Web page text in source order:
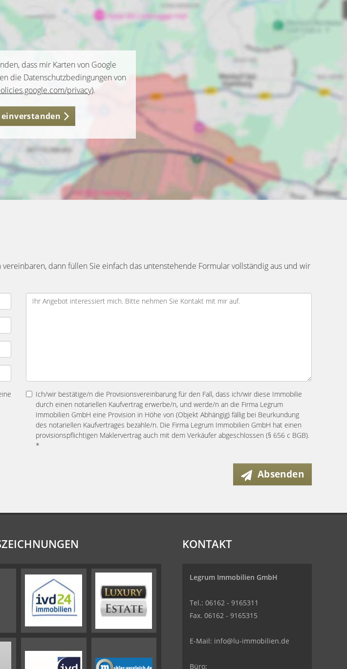
dass mir Karten von Google
die Datenschutzbedingungen von
privacy).
dann füllen Sie einfach das untenstehende Formular vollständig aus und wir
Ich/wir bestätige/n die Provisionsvereinbarung für den Fall, dass ich/wir diese Immobilie
durch einen notariellen Kaufvertrag erwerbe/n, und werde/n an die Firma Legrum
Immobilien GmbH eine Provision in Höhe von (Objekt Abhängig) fällig bei Beurkundung
des notariellen Kaufvertrages bezahle/n. Die Firma Legrum Immobilien GmbH hat einen
provisionspflichtigen Maklervertrag auch mit dem Verkäufer abgeschlossen (§ 656 c BGB).
*
Absenden
KONTAKT
Legrum Immobilien GmbH
Tel.: 06162 - 9165311
Fax. 06162 - 9165315
E-Mail: info@lu-immobilien.de
Büro: